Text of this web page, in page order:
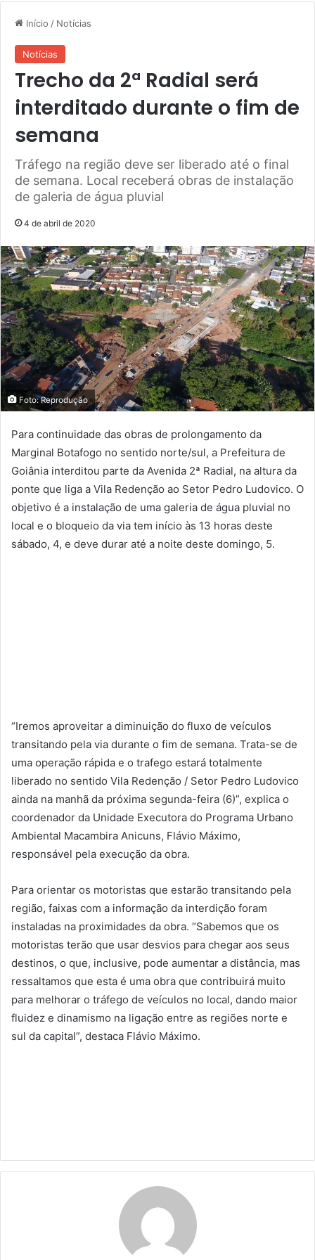
Início / Notícias
Notícias
Trecho da 2ª Radial será
interditado durante o fim de
semana
Tráfego na região deve ser liberado até o final
de semana. Local receberá obras de instalação
de galeria de água pluvial
4 de abril de 2020
Foto: Reprodução
Para continuidade das obras de prolongamento da
Marginal Botafogo no sentido norte/sul, a Prefeitura de
Goiânia interditou parte da Avenida 2ª Radial, na altura da
ponte que liga a Vila Redenção ao Setor Pedro Ludovico. O
objetivo é a instalação de uma galeria de água pluvial no
local e o bloqueio da via tem início às 13 horas deste
sábado, 4, e deve durar até a noite deste domingo, 5.
“Iremos aproveitar a diminuição do fluxo de veículos
transitando pela via durante o fim de semana. Trata-se de
uma operação rápida e o trafego estará totalmente
liberado no sentido Vila Redenção / Setor Pedro Ludovico
ainda na manhã da próxima segunda-feira (6)”, explica o
coordenador da Unidade Executora do Programa Urbano
Ambiental Macambira Anicuns, Flávio Máximo,
responsável pela execução da obra.
Para orientar os motoristas que estarão transitando pela
região, faixas com a informação da interdição foram
instaladas na proximidades da obra. “Sabemos que os
motoristas terão que usar desvios para chegar aos seus
destinos, o que, inclusive, pode aumentar a distância, mas
ressaltamos que esta é uma obra que contribuirá muito
para melhorar o tráfego de veículos no local, dando maior
fluidez e dinamismo na ligação entre as regiões norte e
sul da capital”, destaca Flávio Máximo.